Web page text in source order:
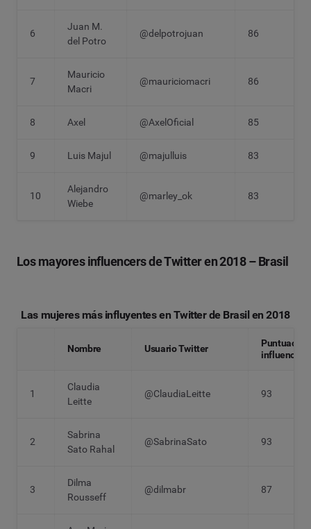
6
Juan M.
del Potro
@delpotrojuan 86
7
Mauricio
Macri
@mauriciomacri 86
8 Axel @AxelOficial 85
9 Luis Majul @majulluis 83
10
Alejandro
Wiebe
@marley_ok 83
Los mayores influencers de Twitter en 2018 – Brasil
Las mujeres más influyentes en Twitter de Brasil en 2018
Nombre Usuario Twitter
Puntuación
influencia
1
Claudia
Leitte
@ClaudiaLeitte 93
2
Sabrina
Sato Rahal
@SabrinaSato 93
3
Dilma
Rousseff
@dilmabr 87